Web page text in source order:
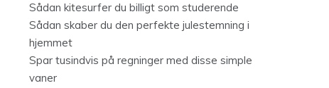
Sådan kitesurfer du billigt som studerende
Sådan skaber du den perfekte julestemning i
hjemmet
Spar tusindvis på regninger med disse simple
vaner